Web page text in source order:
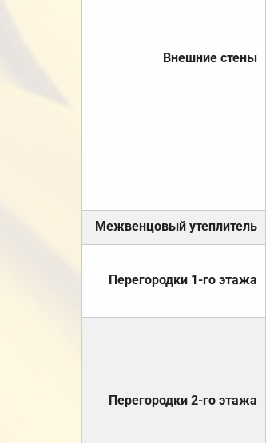
Внешние стены
Межвенцовый утеплитель
Перегородки 1-го этажа
Перегородки 2-го этажа